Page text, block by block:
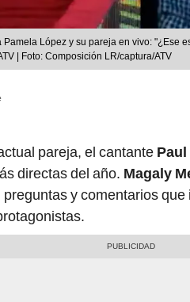
López y su pareja en vivo: "¿Ese
| Foto: Composición LR/captura/ATV
pareja, el cantante
directas del año. Magaly
y comentarios